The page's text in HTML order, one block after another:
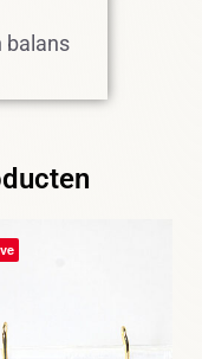
balans